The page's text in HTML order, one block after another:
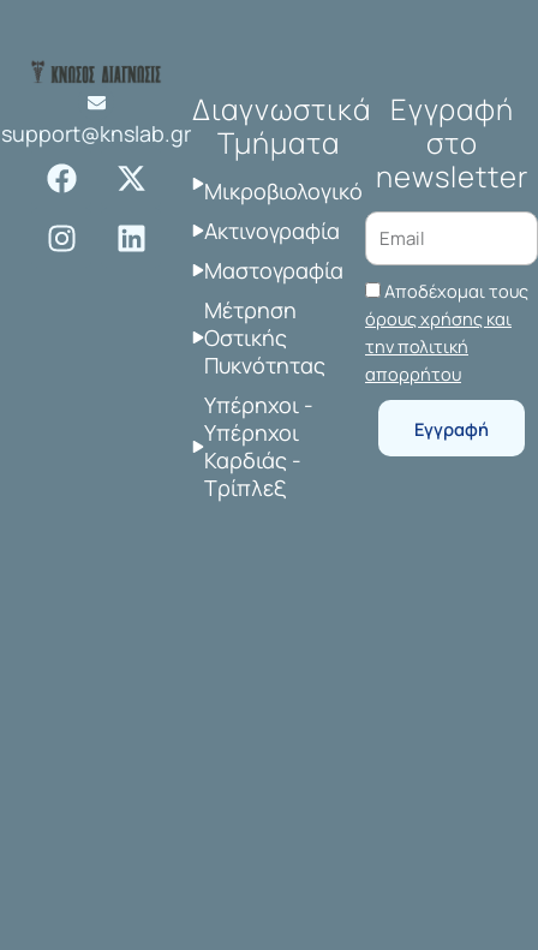
support@knslab.gr
F
a
c
e
X
-
t
w
I
n
s
t
L
i
n
k
Διαγνωστικά
Τμήματα
Μικροβιολογικό
Ακτινογραφία
Μαστογραφία
Μέτρηση
Οστικής
Πυκνότητας
Υπέρηχοι -
Υπέρηχοι
Καρδιάς -
Τρίπλεξ
Εγγραφή
στο
newsletter
Αποδέχομαι τους
όρους χρήσης και
την πολιτική
απορρήτου
Εγγραφή